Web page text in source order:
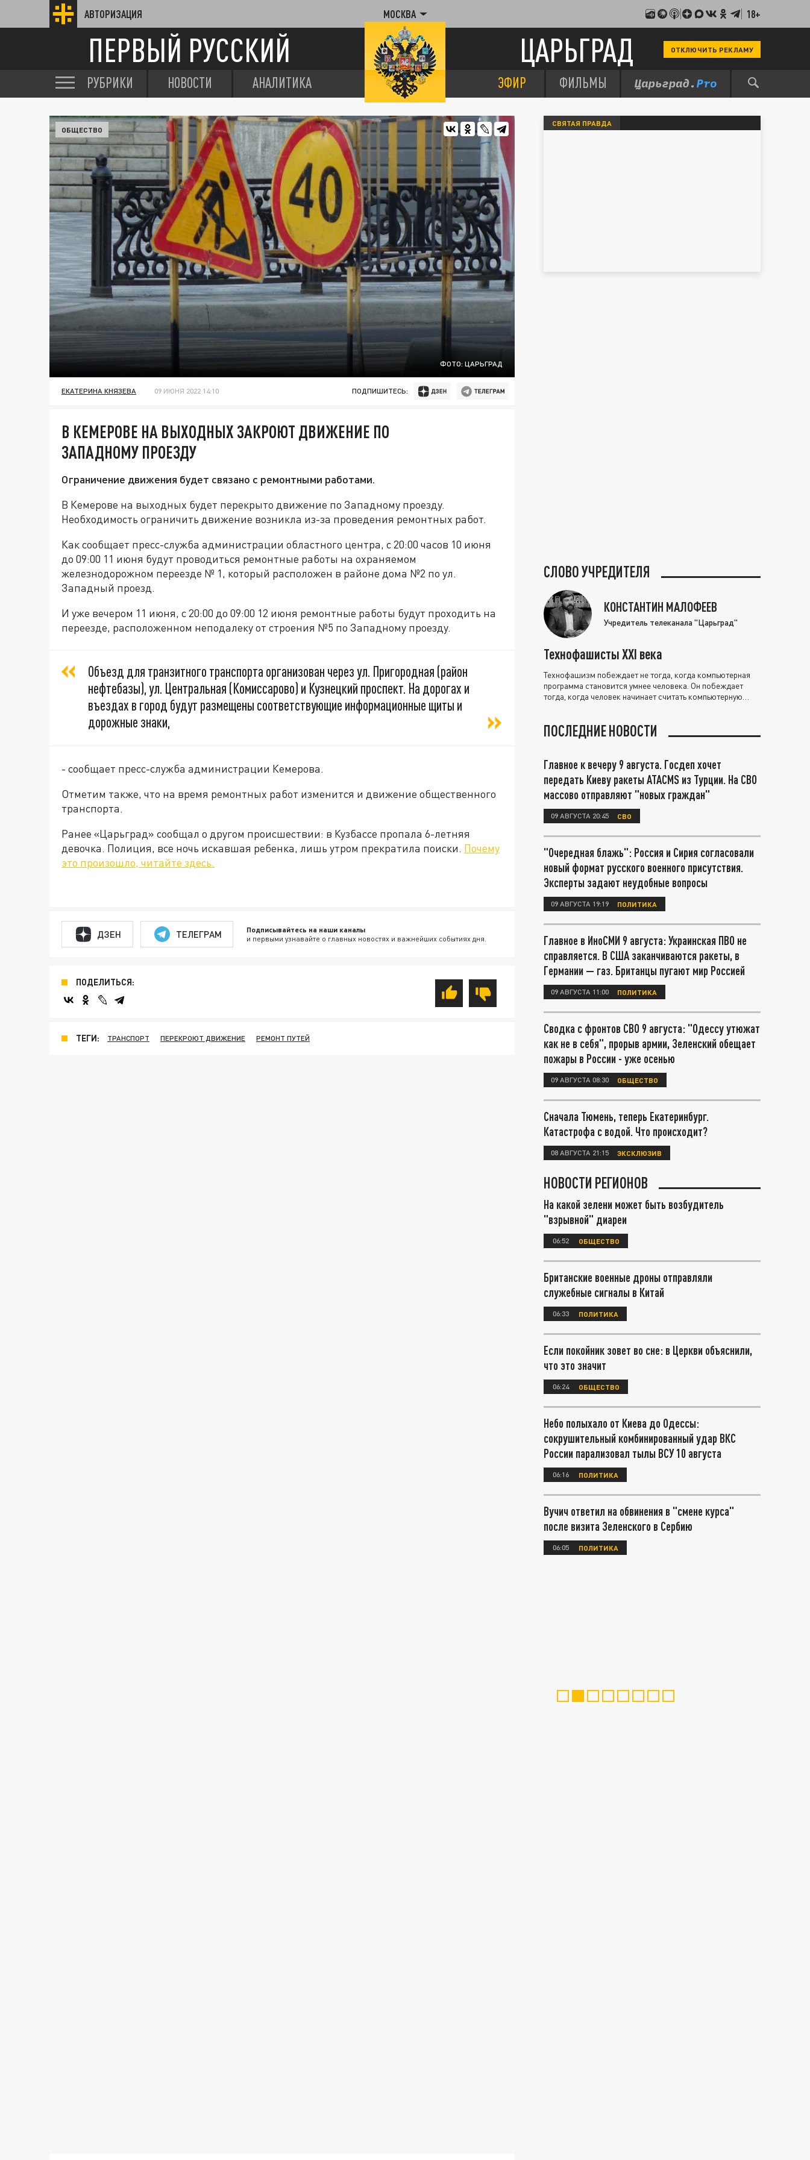
АВТОРИЗАЦИЯ МОСКВА 18+
ПЕРВЫЙ РУССКИЙ ЦАРЬГРАД ОТКЛЮЧИТЬ РЕКЛАМУ
РУБРИКИ НОВОСТИ АНАЛИТИКА ЭФИР ФИЛЬМЫ
ФОТО: ЦАРЬГРАД
ОБЩЕСТВО
ЕКАТЕРИНА КНЯЗЕВА 09 ИЮНЯ 2022 14:10 ПОДПИШИТЕСЬ:
В КЕМЕРОВЕ НА ВЫХОДНЫХ ЗАКРОЮТ ДВИЖЕНИЕ ПО
ЗАПАДНОМУ ПРОЕЗДУ
Ограничение движения будет связано с ремонтными работами.
В Кемерове на выходных будет перекрыто движение по Западному проезду.
Необходимость ограничить движение возникла из-за проведения ремонтных работ.
Как сообщает пресс-служба администрации областного центра, с 20:00 часов 10 июня
до 09:00 11 июня будут проводиться ремонтные работы на охраняемом
железнодорожном переезде № 1, который расположен в районе дома №2 по ул.
Западный проезд.
И уже вечером 11 июня, с 20:00 до 09:00 12 июня ремонтные работы будут проходить на
переезде, расположенном неподалеку от строения №5 по Западному проезду.
Объезд для транзитного транспорта организован через ул. Пригородная (район
нефтебазы), ул. Центральная (Комиссарово) и Кузнецкий проспект. На дорогах и
въездах в город будут размещены соответствующие информационные щиты и
дорожные знаки,
- сообщает пресс-служба администрации Кемерова.
Отметим также, что на время ремонтных работ изменится и движение общественного
транспорта.
Ранее «Царьград» сообщал о другом происшествии: в Кузбассе пропала 6-летняя
девочка. Полиция, все ночь искавшая ребенка, лишь утром прекратила поиски. Почему
это произошло, читайте здесь.
ДЗЕН ТЕЛЕГРАМ Подписывайтесь на наши каналы
и первыми узнавайте о главных новостях и важнейших событиях дня.
ПОДЕЛИТЬСЯ:
ТЕГИ: ТРАНСПОРТ ПЕРЕКРОЮТ ДВИЖЕНИЕ РЕМОНТ ПУТЕЙ
СВЯТАЯ ПРАВДА
СЛОВО УЧРЕДИТЕЛЯ
КОНСТАНТИН МАЛОФЕЕВ
Учредитель телеканала "Царьград"
Технофашисты XXI века
Технофашизм побеждает не тогда, когда компьютерная
программа становится умнее человека. Он побеждает
тогда, когда человек начинает считать компьютерную
ПОСЛЕДНИЕ НОВОСТИ
Главное к вечеру 9 августа. Госдеп хочет
передать Киеву ракеты ATACMS из Турции. На СВО
массово отправляют "новых граждан"
09 АВГУСТА 20:45 СВО
"Очередная блажь": Россия и Сирия согласовали
новый формат русского военного присутствия.
Эксперты задают неудобные вопросы
09 АВГУСТА 19:19 ПОЛИТИКА
Главное в ИноСМИ 9 августа: Украинская ПВО не
справляется. В США заканчиваются ракеты, в
Германии — газ. Британцы пугают мир Россией
09 АВГУСТА 11:00 ПОЛИТИКА
Сводка с фронтов СВО 9 августа: "Одессу утюжат
как не в себя", прорыв армии, Зеленский обещает
пожары в России - уже осенью
09 АВГУСТА 08:30 ОБЩЕСТВО
Сначала Тюмень, теперь Екатеринбург.
Катастрофа с водой. Что происходит?
08 АВГУСТА 21:15 ЭКСКЛЮЗИВ
НОВОСТИ РЕГИОНОВ
На какой зелени может быть возбудитель
"взрывной" диареи
06:52 ОБЩЕСТВО
Британские военные дроны отправляли
служебные сигналы в Китай
06:33 ПОЛИТИКА
Если покойник зовет во сне: в Церкви объяснили,
что это значит
06:24 ОБЩЕСТВО
Небо полыхало от Киева до Одессы:
сокрушительный комбинированный удар ВКС
России парализовал тылы ВСУ 10 августа
06:16 ПОЛИТИКА
Вучич ответил на обвинения в "смене курса"
после визита Зеленского в Сербию
06:05 ПОЛИТИКА